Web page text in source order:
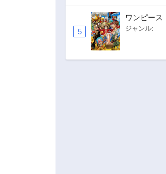
5
ワンピース
ジャンル: